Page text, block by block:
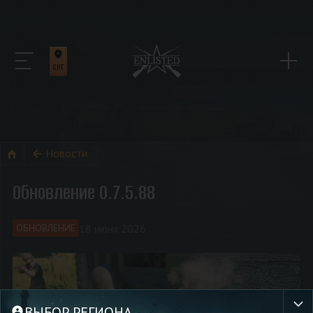
СНГ
Новости
Обновление 0.7.5.88
ОБНОВЛЕНИЕ 18 июня 2026